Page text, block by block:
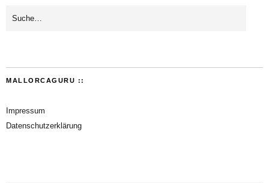
MALLORCAGURU ::
Impressum
Datenschutzerklärung